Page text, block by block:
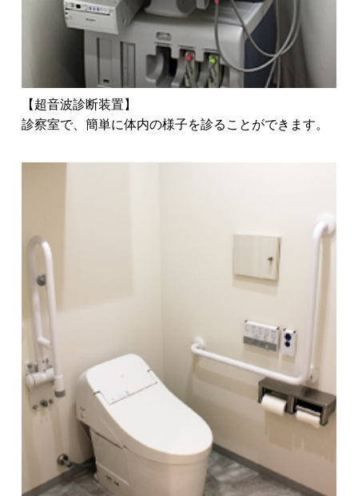
【超音波診断装置】
診察室で、簡単に体内の様子を診ることができます。